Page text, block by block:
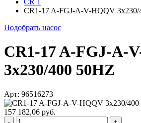
CR 1
CR1-17 A-FGJ-A-V-HQQV 3x230/
Подобрать насос
CR1-17 A-FGJ-A-
3x230/400 50HZ
Арт: 96516273
157 182,06 руб.